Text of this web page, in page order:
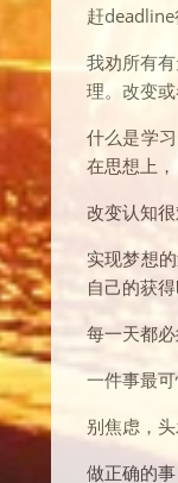
赶deadline
我劝所有
理。改变
什么是学
在思想上，
改变认知
实现梦想
自己的获
每一天都
一件事最
别焦虑，
做正确的事